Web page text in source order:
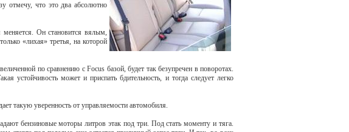
отмечу, что это два абсолютно
Он становится вялым,
«лихая» третья, на которой
по сравнению с Focus базой, будет так безупречен в поворотах.
может и приспать бдительность, и тогда следует легко
такую уверенность от управляемости автомобиля.
бензиновые моторы литров этак под три. Под стать моменту и тяга.